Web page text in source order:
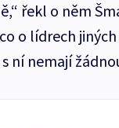
řekl o něm
o lídrech
ní nemají